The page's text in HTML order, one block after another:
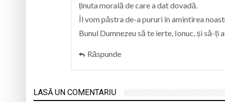
ținuta morală de care a dat dovadă.
Îl vom păstra de-a pururi în amintirea
Bunul Dumnezeu să te ierte, Ionuc, și să-
Răspunde
LASĂ UN COMENTARIU